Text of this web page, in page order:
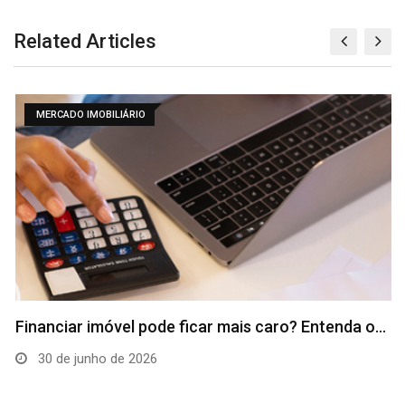
Related Articles
MERCADO IMOBILIÁRIO
Financiar imóvel pode ficar mais caro? Entenda o…
30 de junho de 2026